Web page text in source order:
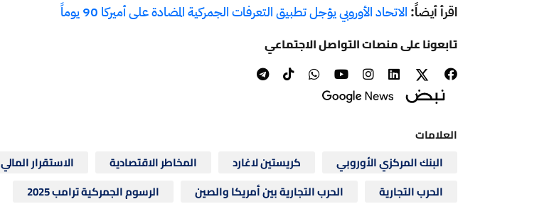
اقرأ أيضاً: الاتحاد الأوروبي يؤجل تطبيق التعرفات الجمركية المضادة على أميركا 90 يوماً
تابعونا على منصات التواصل الاجتماعي
العلامات
البنك المركزي الأوروبي
كريستين لاغارد المخاطر الاقتصادية
الاستقرار المالي
الحرب التجارية
الحرب التجارية بين أمريكا والصين
الرسوم الجمركية ترامب 2025